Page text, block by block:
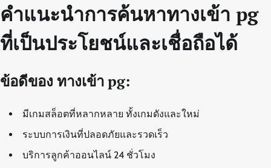
คำแนะนำการค้นหาทางเข้า pg
ที่เป็นประโยชน์และเชื่อถือได้
ข้อดีของ ทางเข้า pg:
มีเกมสล็อตที่หลากหลาย ทั้งเกมดังและใหม่
ระบบการเงินที่ปลอดภัยและรวดเร็ว
บริการลูกค้าออนไลน์ 24 ชั่วโมง